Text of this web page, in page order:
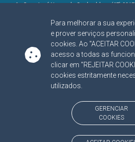
Para melhorar a sua
e prover serviços
cookies. Ao "ACEITAR
acesso a todas as
clicar em "REJEITAR
cookies estritamente
utilizados.
GERENCIAR
COOKIES
Av. Des. José Nunes da Cunha, bloco
Campo Grande/MS
CEP: 79031-310
(67)
SIGA NOSSAS REDES SOCIAIS
Linked InYoutube
Facebook
X
BAIXE NOSSO APLICATIVO